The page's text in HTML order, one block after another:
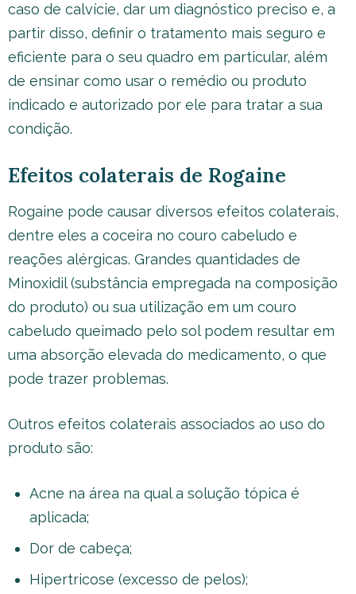
caso de calvície, dar um diagnóstico preciso e, a
partir disso, definir o tratamento mais seguro e
eficiente para o seu quadro em particular, além
de ensinar como usar o remédio ou produto
indicado e autorizado por ele para tratar a sua
condição.
Efeitos colaterais de Rogaine
Rogaine pode causar diversos efeitos colaterais,
dentre eles a coceira no couro cabeludo e
reações alérgicas. Grandes quantidades de
Minoxidil (substância empregada na composição
do produto) ou sua utilização em um couro
cabeludo queimado pelo sol podem resultar em
uma absorção elevada do medicamento, o que
pode trazer problemas.
Outros efeitos colaterais associados ao uso do
produto são:
Acne na área na qual a solução tópica é
aplicada;
Dor de cabeça;
Hipertricose (excesso de pelos);